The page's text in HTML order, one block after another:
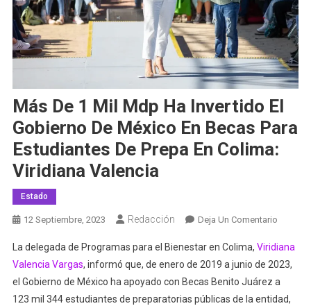
Más De 1 Mil Mdp Ha Invertido El
Gobierno De México En Becas Para
Estudiantes De Prepa En Colima:
Viridiana Valencia
Estado
12 Septiembre, 2023 Redacción Deja Un ComentarioEn
De
1
Mil
Mdp
La delegada de Programas para el Bienestar en Colima, Viridiana
Valencia Vargas, informó que, de enero de 2019 a junio de 2023,
el Gobierno de México ha apoyado con Becas Benito Juárez a
123 mil 344 estudiantes de preparatorias públicas de la entidad,